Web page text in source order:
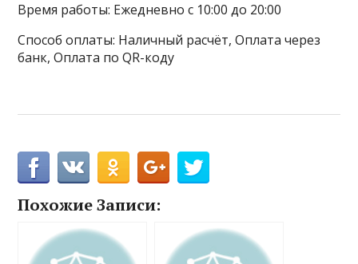
Время работы: Ежедневно с 10:00 до 20:00
Способ оплаты: Наличный расчёт, Оплата через
банк, Оплата по QR-коду
Похожие Записи: